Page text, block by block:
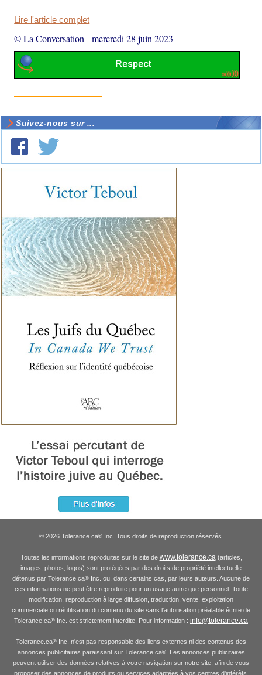
Lire l'article complet
© La Conversation -mercredi 28 juin 2023
Suivez-nous sur ...
© 2026 Tolerance.ca®Inc. Tous droits de reproduction réservés.
Toutes les informations reproduites sur le site de www.tolerance.ca(articles,
images, photos, logos) sont protégées par des droits de propriété intellectuelle
détenus par Tolerance.ca® Inc. ou, dans certains cas, par leurs auteurs. Aucune de
ces informations ne peut être reproduite pour un usage autre que personnel. Toute
modification, reproduction à large diffusion, traduction, vente, exploitation
commerciale ou réutilisation du contenu du site sans l'autorisation préalable écrite de
Tolerance.ca® Inc. est strictement interdite. Pour information : info@tolerance.ca
Tolerance.ca® Inc. n'est pas responsable des liens externes ni des contenus des
annonces publicitaires paraissant sur Tolerance.ca®. Les annonces publicitaires
peuvent utiliser des données relatives à votre navigation sur notre site, afin de vous
proposer des annonces de produits ou services adaptées à vos centres d'intérêts.